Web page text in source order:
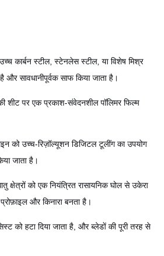
उच्च कार्बन स्टील, स्टेनलेस स्टील, या विशेष मिश्र
सावधानीपूर्वक साफ किया जाता है।
शीट पर एक प्रकाश-संवेदनशील पॉलिमर फिल्म
को उच्च-रिज़ॉल्यूशन डिजिटल टूलींग का उपयोग
जाता है।
क्षेत्रों को एक नियंत्रित रासायनिक घोल से उकेरा
और किनारा बनता है।
को हटा दिया जाता है, और ब्लेडों की पूरी तरह से